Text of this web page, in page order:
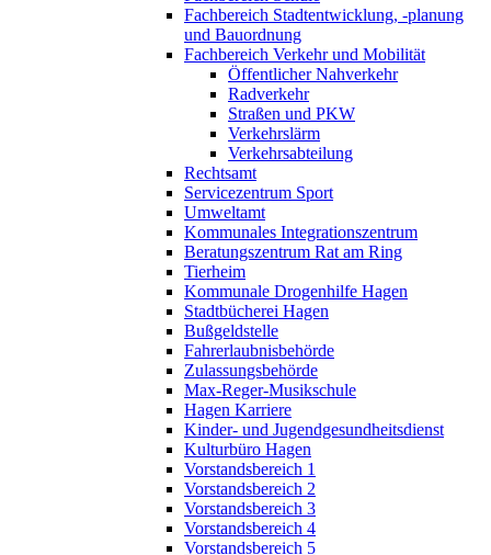
Fachbereich Stadtentwicklung, -planung
und Bauordnung
Fachbereich Verkehr und Mobilität
Öffentlicher Nahverkehr
Radverkehr
Straßen und PKW
Verkehrslärm
Verkehrsabteilung
Rechtsamt
Servicezentrum Sport
Umweltamt
Kommunales Integrationszentrum
Beratungszentrum Rat am Ring
Tierheim
Kommunale Drogenhilfe Hagen
Stadtbücherei Hagen
Bußgeldstelle
Fahrerlaubnisbehörde
Zulassungsbehörde
Max-Reger-Musikschule
Hagen Karriere
Kinder- und Jugendgesundheitsdienst
Kulturbüro Hagen
Vorstandsbereich 1
Vorstandsbereich 2
Vorstandsbereich 3
Vorstandsbereich 4
Vorstandsbereich 5